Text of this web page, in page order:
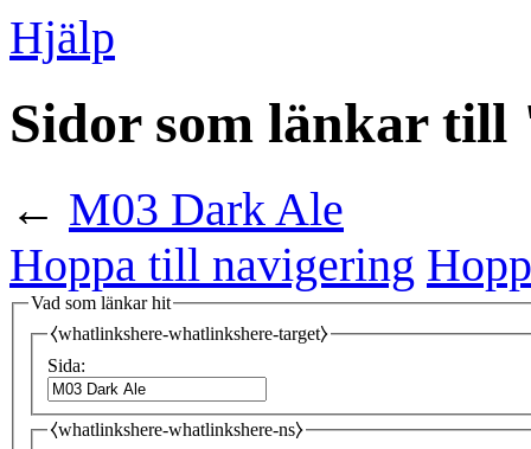
Hjälp
Sidor som länkar
← M03 Dark Ale
Hoppa till navigering
Vad som länkar hit
⧼whatlinkshere-whatlinkshere-target⧽
Sida:
⧼whatlinkshere-whatlinkshere-ns⧽